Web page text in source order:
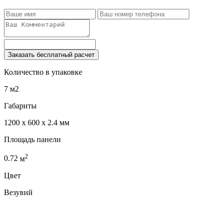
Заказать бесплатный расчет
Количество в упаковке
7 м2
Габариты
1200 x 600 x 2.4 мм
Площадь панели
0.72 м2
Цвет
Везувий